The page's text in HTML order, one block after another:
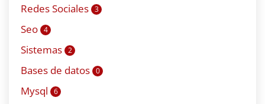
Redes Sociales 3
Seo 4
Sistemas 2
Bases de datos 0
Mysql 6